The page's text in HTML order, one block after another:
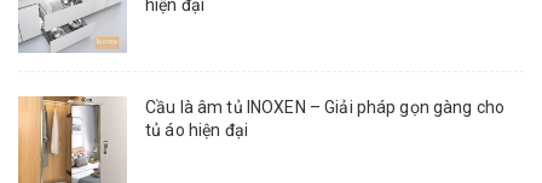
hiện đại
Cầu là âm tủ INOXEN – Giải pháp gọn gàng cho
tủ áo hiện đại